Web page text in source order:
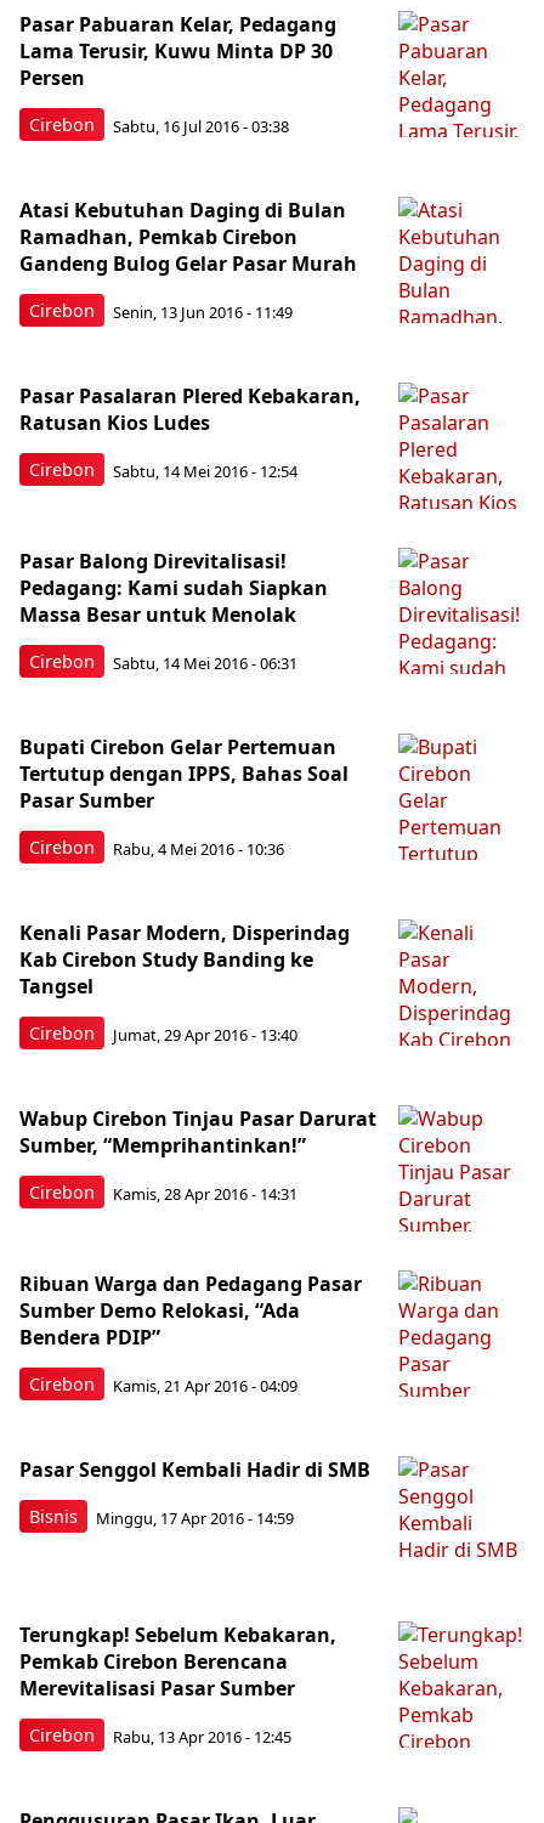
Cirebon
Pasar Pabuaran Kelar, Pedagang
Lama Terusir, Kuwu Minta DP 30
Persen
Sabtu, 16 Jul 2016 - 03:38
Cirebon
Atasi Kebutuhan Daging di Bulan
Ramadhan, Pemkab Cirebon
Gandeng Bulog Gelar Pasar Murah
Senin, 13 Jun 2016 - 11:49
Cirebon
Pasar Pasalaran Plered Kebakaran,
Ratusan Kios Ludes
Sabtu, 14 Mei 2016 - 12:54
Cirebon
Pasar Balong Direvitalisasi!
Pedagang: Kami sudah Siapkan
Massa Besar untuk Menolak
Sabtu, 14 Mei 2016 - 06:31
Cirebon
Bupati Cirebon Gelar Pertemuan
Tertutup dengan IPPS, Bahas Soal
Pasar Sumber
Rabu, 4 Mei 2016 - 10:36
Cirebon
Kenali Pasar Modern, Disperindag
Kab Cirebon Study Banding ke
Tangsel
Jumat, 29 Apr 2016 - 13:40
Cirebon
Wabup Cirebon Tinjau Pasar Darurat
Sumber, “Memprihantinkan!”
Kamis, 28 Apr 2016 - 14:31
Cirebon
Ribuan Warga dan Pedagang Pasar
Sumber Demo Relokasi, “Ada
Bendera PDIP”
Kamis, 21 Apr 2016 - 04:09
Bisnis
Pasar Senggol Kembali Hadir di SMB
Minggu, 17 Apr 2016 - 14:59
Cirebon
Terungkap! Sebelum Kebakaran,
Pemkab Cirebon Berencana
Merevitalisasi Pasar Sumber
Rabu, 13 Apr 2016 - 12:45